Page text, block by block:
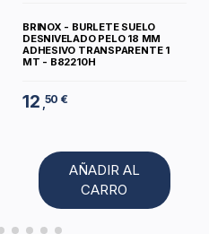
BRINOX - BURLETE SUELO
DESNIVELADO PELO 18 MM
ADHESIVO TRANSPARENTE 1
MT - B82210H
12 ,50 €
AÑADIR AL
CARRO